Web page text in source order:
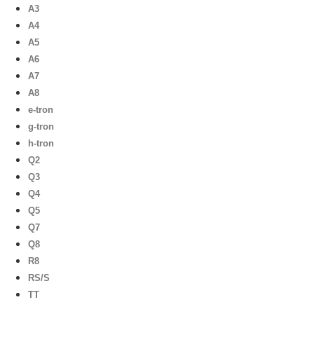
A3
A4
A5
A6
A7
A8
e-tron
g-tron
h-tron
Q2
Q3
Q4
Q5
Q7
Q8
R8
RS/S
TT